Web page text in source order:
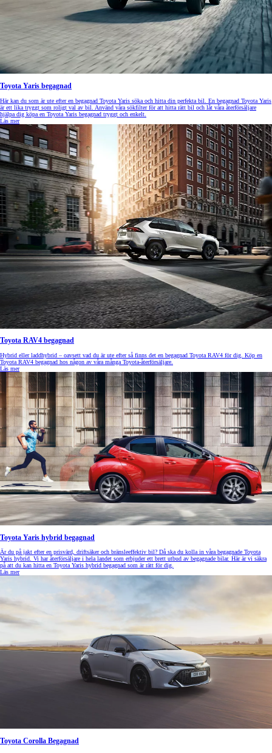
Toyota Yaris begagnad
Här kan du som är ute efter en begagnad Toyota Yaris söka och hitta din perfekta bil. En begagnad Toyota Yaris
är ett lika tryggt som roligt val av bil. Använd våra sökfilter för att hitta rätt bil och låt våra återförsäljare
hjälpa dig köpa en Toyota Yaris begagnad tryggt och enkelt.
Läs mer
Toyota RAV4 begagnad
Hybrid eller laddhybrid – oavsett vad du är ute efter så finns det en begagnad Toyota RAV4 för dig. Köp en
Toyota RAV4 begagnad hos någon av våra många Toyota-återförsäljare.
Läs mer
Toyota Yaris hybrid begagnad
Är du på jakt efter en prisvärd, driftsäker och bränsleeffektiv bil? Då ska du kolla in våra begagnade Toyota
Yaris hybrid. Vi har återförsäljare i hela landet som erbjuder ett brett utbud av begagnade bilar. Här är vi säkra
på att du kan hitta en Toyota Yaris hybrid begagnad som är rätt för dig.
Läs mer
Toyota Corolla Begagnad